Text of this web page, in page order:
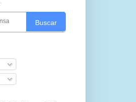
Buscar